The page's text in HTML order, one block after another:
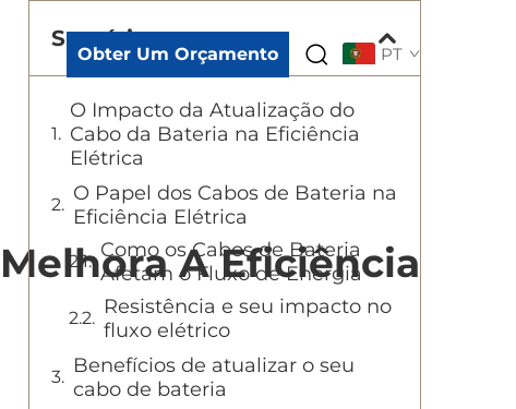
Obter Um Orçamento PT
A Eficiência
Sumário
O Impacto da Atualização do
Cabo da Bateria na Eficiência
Elétrica
O Papel dos Cabos de Bateria na
Eficiência Elétrica
Como os Cabos de Bateria
Afetam o Fluxo de Energia
Resistência e seu impacto no
fluxo elétrico
Benefícios de atualizar o seu
cabo de bateria